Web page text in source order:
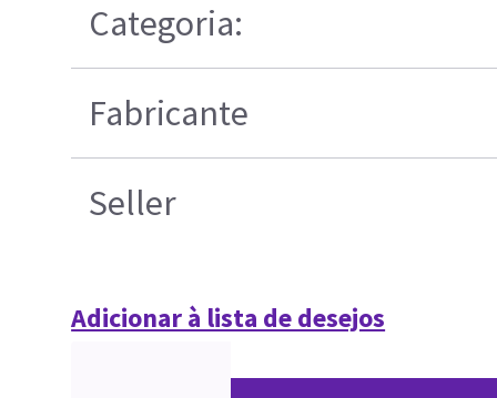
Categoria:
Fabricante
Seller
Adicionar à lista de desejos